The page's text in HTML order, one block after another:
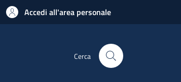
Accedi all'area personale
Cerca